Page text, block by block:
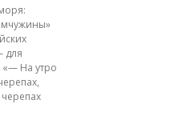
для
«— На утро